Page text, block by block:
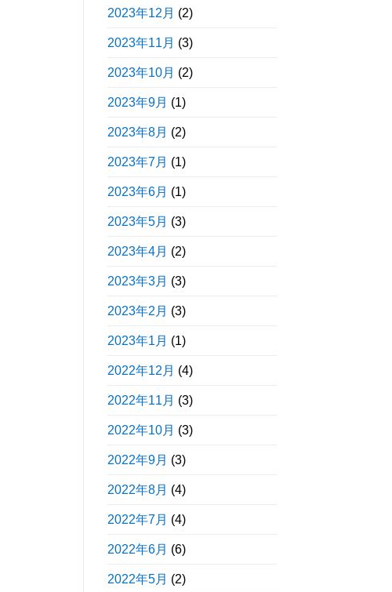
2023年12月 (2)
2023年11月 (3)
2023年10月 (2)
2023年9月 (1)
2023年8月 (2)
2023年7月 (1)
2023年6月 (1)
2023年5月 (3)
2023年4月 (2)
2023年3月 (3)
2023年2月 (3)
2023年1月 (1)
2022年12月 (4)
2022年11月 (3)
2022年10月 (3)
2022年9月 (3)
2022年8月 (4)
2022年7月 (4)
2022年6月 (6)
2022年5月 (2)